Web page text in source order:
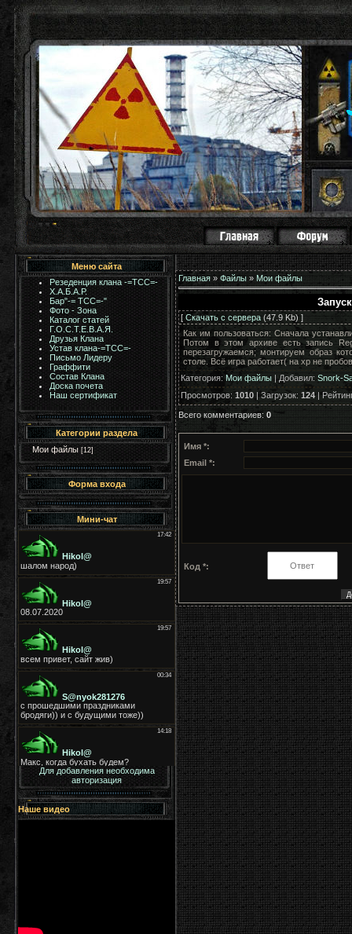
Меню сайта
Резеденция клана -=ТСС=-
Х.А.Б.А.Р.
Бар"-= TCC=-"
Фото - Зона
Каталог статей
Г.О.С.Т.Е.В.А.Я.
Друзья Клана
Устав клана-=ТСС=-
Письмо Лидеру
Граффити
Состав Клана
Доска почета
Наш сертификат
Категории раздела
Мои файлы [12]
Форма входа
Мини-чат
Для добавления необходима
авторизация
Наше видео
Главная » Файлы » Мои файлы
[ Скачать с сервера (47.9 Kb) ]
Как им пользоваться: Сначала
Потом в этом архиве есть запись
перезагружаемся; монтируем образ
столе. Всё игра работает( на хр не
Категория: Мои файлы | Добавил: Snork-
Просмотров: 1010 | Загрузок: 124|
Всего комментариев: 0
Имя *:
Email *:
Код *: